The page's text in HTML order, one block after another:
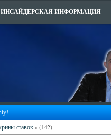
ИНСАЙДЕРСКАЯ ИНФОРМАЦИЯ
ставок» (142)